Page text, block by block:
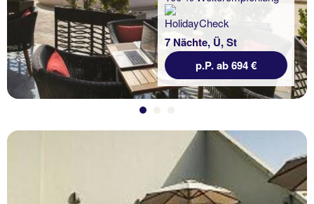
7 Nächte, Ü, St
p.P. ab 694 €